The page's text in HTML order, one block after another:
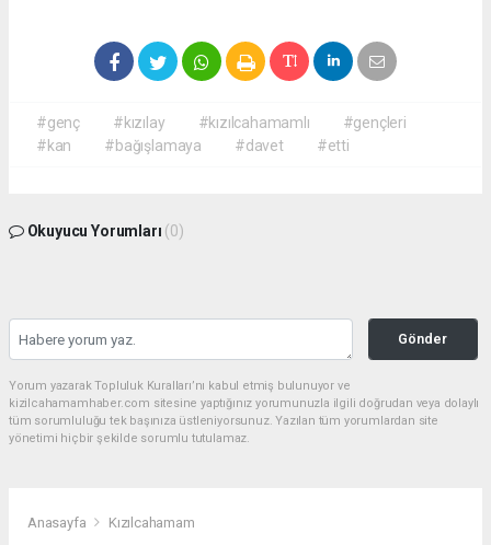
#genç #kızılay #kızılcahamamlı
#gençleri
#kan
#bağışlamaya #davet #etti
Okuyucu Yorumları (0)
Gönder
Yorum yazarak Topluluk Kuralları’nı kabul etmiş bulunuyor ve
kizilcahamamhaber.com sitesine yaptığınız yorumunuzla ilgili doğrudan veya dolaylı
tüm sorumluluğu tek başınıza üstleniyorsunuz. Yazılan tüm yorumlardan site
yönetimi hiçbir şekilde sorumlu tutulamaz.
Anasayfa Kızılcahamam